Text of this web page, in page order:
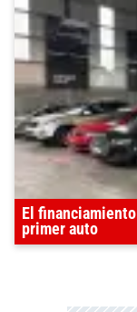
El
primer auto